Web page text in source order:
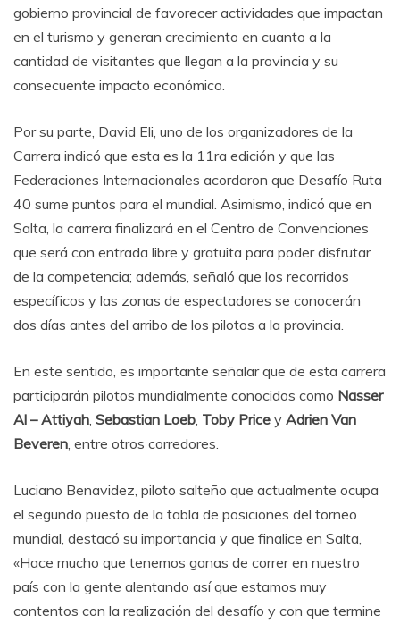
gobierno provincial de favorecer actividades que impactan
en el turismo y generan crecimiento en cuanto a la
cantidad de visitantes que llegan a la provincia y su
consecuente impacto económico.
Por su parte, David Eli, uno de los organizadores de la
Carrera indicó que esta es la 11ra edición y que las
Federaciones Internacionales acordaron que Desafío Ruta
40 sume puntos para el mundial. Asimismo, indicó que en
Salta, la carrera finalizará en el Centro de Convenciones
que será con entrada libre y gratuita para poder disfrutar
de la competencia; además, señaló que los recorridos
específicos y las zonas de espectadores se conocerán
dos días antes del arribo de los pilotos a la provincia.
En este sentido, es importante señalar que de esta carrera
participarán pilotos mundialmente conocidos como Nasser
Al – Attiyah Sebastian Loeb Toby Price y Adrien Van
Beveren , entre otros corredores.
Luciano Benavidez, piloto salteño que actualmente ocupa
el segundo puesto de la tabla de posiciones del torneo
mundial, destacó su importancia y que finalice en Salta,
«Hace mucho que tenemos ganas de correr en nuestro
país con la gente alentando así que estamos muy
contentos con la realización del desafío y con que termine